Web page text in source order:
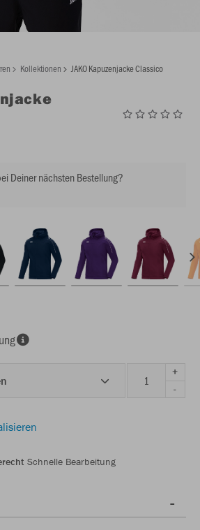
Kollektionen JAKO Kapuzenjacke Classico
Deiner nächsten Bestellung?
+
-
Schnelle Bearbeitung